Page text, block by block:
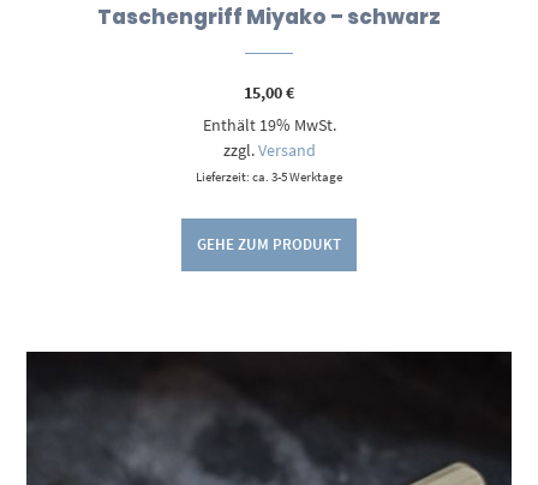
Taschengriff Miyako – schwarz
15,00€
Enthält 19% MwSt.
zzgl.Versand
Lieferzeit: ca. 3-5 Werktage
GEHE ZUM PRODUKT